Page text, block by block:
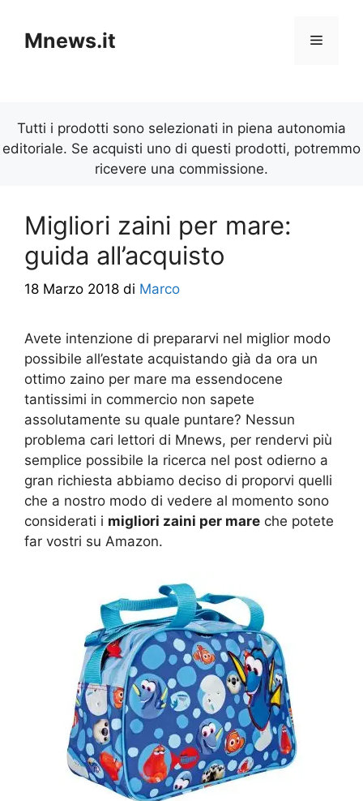
contenuto
Mnews.it Menu
Tutti i prodotti sono selezionati in piena autonomia
editoriale. Se acquisti uno di questi prodotti, potremmo
ricevere una commissione.
Migliori zaini per mare:
guida all’acquisto
18 Marzo 2018 di Marco
Avete intenzione di prepararvi nel miglior modo
possibile all’estate acquistando già da ora un
ottimo zaino per mare ma essendocene
tantissimi in commercio non sapete
assolutamente su quale puntare? Nessun
problema cari lettori di Mnews, per rendervi più
semplice possibile la ricerca nel post odierno a
gran richiesta abbiamo deciso di proporvi quelli
che a nostro modo di vedere al momento sono
considerati i migliori zaini per mare che potete
far vostri su Amazon.